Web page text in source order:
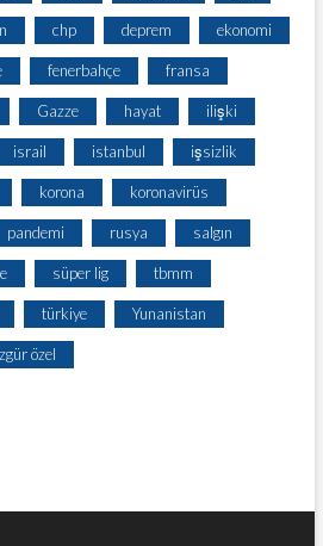
chp deprem ekonomi
fenerbahçe fransa
Gazze hayat ilişki
israil istanbul işsizlik
korona koronavirüs
pandemi rusya salgın
süper lig tbmm
türkiye Yunanistan
özel